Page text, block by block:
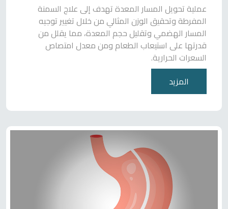
عملية تحويل المسار المعدة تهدف إلى علاج السمنة
المفرطة وتحقيق الوزن المثالي من خلال تغيير توجيه
المسار الهضمي وتقليل حجم المعدة، مما يقلل من
قدرتها على استيعاب الطعام ومن معدل امتصاص
السعرات الحرارية.
المزيد